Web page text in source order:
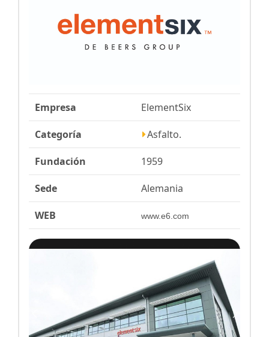
Empresa ElementSix
Categoría Asfalto.
Fundación 1959
Sede Alemania
WEB www.e6.com
Previous Next